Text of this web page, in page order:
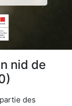
nid de
des